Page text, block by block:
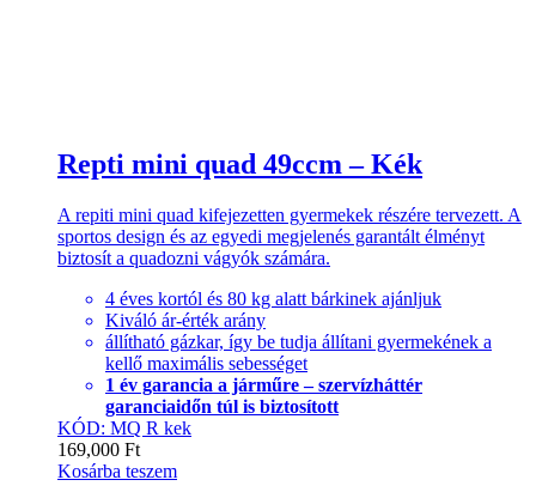
Repti mini quad 49ccm – Kék
A repiti mini quad kifejezetten gyermekek részére tervezett. A
sportos design és az egyedi megjelenés garantált élményt
biztosít a quadozni vágyók számára.
4 éves kortól és 80 kg alatt bárkinek ajánljuk
Kiváló ár-érték arány
állítható gázkar, így be tudja állítani gyermekének a
kellő maximális sebességet
1 év garancia a járműre – szervízháttér
garanciaidőn túl is biztosított
KÓD: MQ R kek
169,000 Ft
Kosárba teszem